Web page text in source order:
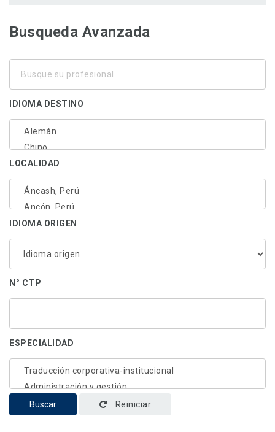
Busqueda Avanzada
IDIOMA DESTINO
LOCALIDAD
IDIOMA ORIGEN
N° CTP
ESPECIALIDAD
Buscar Reiniciar